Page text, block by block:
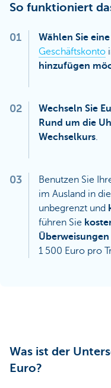
So funktioniert
01 Wählen Sie
Geschäftskonto
hinzufügen
02 Wechseln Sie
Rund um die
Wechselkurs.
03 Benutzen Sie
im Ausland in
unbegrenzt und
führen Sie
Überweisungen
1 500 Euro pro
Was ist der
Euro?